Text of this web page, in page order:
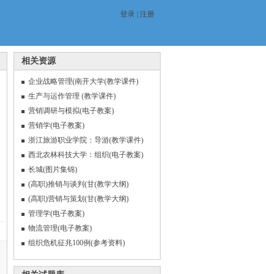
登录 注册
相关资源
企业战略管理(南开大学(教学课件)
生产与运作管理 (教学课件)
营销调研与模拟(电子教案)
营销学(电子教案)
浙江旅游职业学院：导游(教学课件)
西北农林科技大学：组织(电子教案)
长城(图片集锦)
(高职)推销与谈判(甘(教学大纲)
(高职)营销与策划(甘(教学大纲)
管理学(电子教案)
物流管理(电子教案)
组织危机征兆100例(参考资料)